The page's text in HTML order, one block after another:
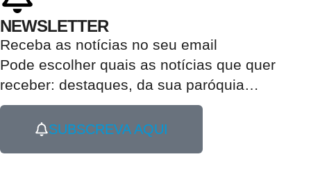
NEWSLETTER
Receba as notícias no seu email​
Pode escolher quais as notícias que quer
receber: destaques, da sua paróquia…
SUBSCREVA AQUI